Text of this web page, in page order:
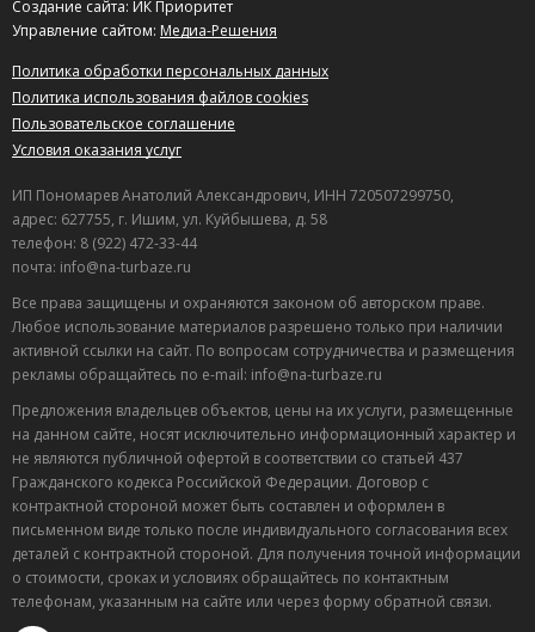
Создание сайта: ИК Приоритет
Управление сайтом: Медиа-Решения
Политика обработки персональных данных
Политика использования файлов cookies
Пользовательское соглашение
Условия оказания услуг
ИП Пономарев Анатолий Александрович, ИНН 720507299750,
адрес: 627755, г. Ишим, ул. Куйбышева, д. 58
телефон: 8 (922) 472-33-44
почта: info@na-turbaze.ru
Все права защищены и охраняются законом об авторском праве.
Любое использование материалов разрешено только при наличии
активной ссылки на сайт. По вопросам сотрудничества и размещения
рекламы обращайтесь по e-mail: info@na-turbaze.ru
Предложения владельцев объектов, цены на их услуги, размещенные
на данном сайте, носят исключительно информационный характер и
не являются публичной офертой в соответствии со статьей 437
Гражданского кодекса Российской Федерации. Договор с
контрактной стороной может быть составлен и оформлен в
письменном виде только после индивидуального согласования всех
деталей с контрактной стороной. Для получения точной информации
о стоимости, сроках и условиях обращайтесь по контактным
телефонам, указанным на сайте или через форму обратной связи.